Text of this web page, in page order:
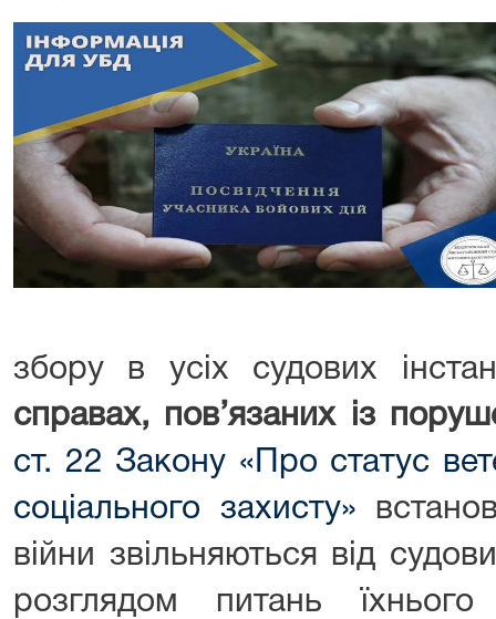
збору в усіх судових
справах, пов’язаних із
ст. 22 Закону «Про статус
соціального захисту»
війни звільняються від
розглядом питань їхнього